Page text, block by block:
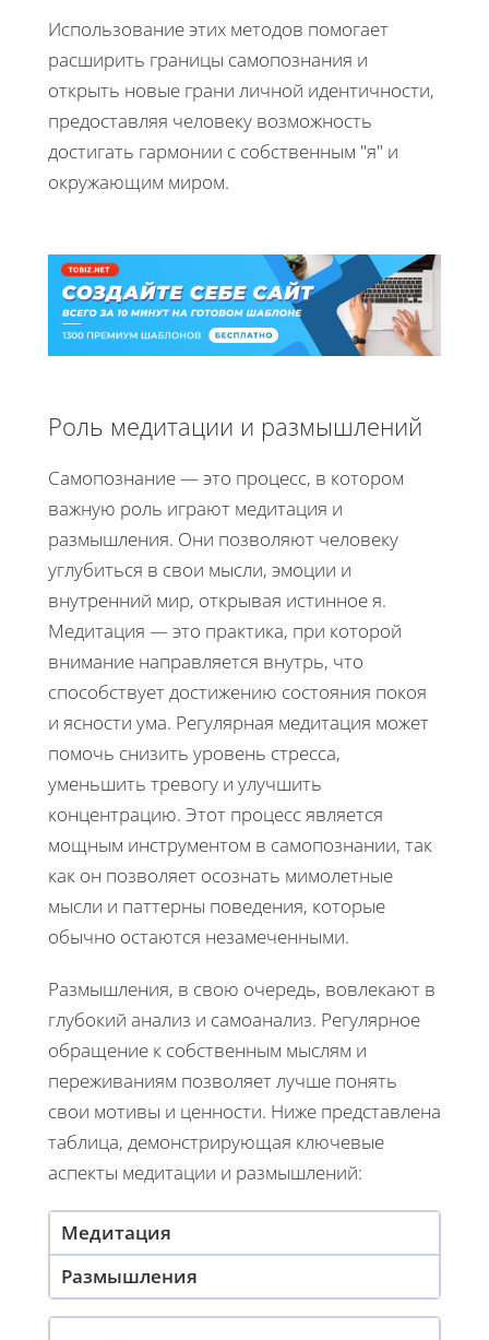
Использование этих методов помогает
расширить границы самопознания и
открыть новые грани личной идентичности,
предоставляя человеку возможность
достигать гармонии с собственным "я" и
окружающим миром.
Роль медитации и размышлений
Самопознание — это процесс, в котором
важную роль играют медитация и
размышления. Они позволяют человеку
углубиться в свои мысли, эмоции и
внутренний мир, открывая истинное я.
Медитация — это практика, при которой
внимание направляется внутрь, что
способствует достижению состояния покоя
и ясности ума. Регулярная медитация может
помочь снизить уровень стресса,
уменьшить тревогу и улучшить
концентрацию. Этот процесс является
мощным инструментом в самопознании, так
как он позволяет осознать мимолетные
мысли и паттерны поведения, которые
обычно остаются незамеченными.
Размышления, в свою очередь, вовлекают в
глубокий анализ и самоанализ. Регулярное
обращение к собственным мыслям и
переживаниям позволяет лучше понять
свои мотивы и ценности. Ниже представлена
таблица, демонстрирующая ключевые
аспекты медитации и размышлений:
Медитация
Размышления